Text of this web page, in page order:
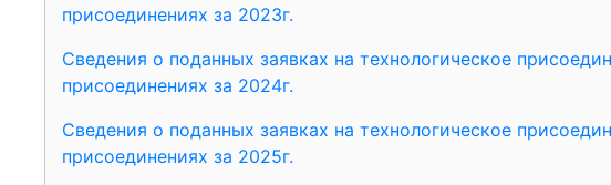
присоединениях за 2023г.
Сведения о поданных заявках на технологическое
присоединениях за 2024г.
Сведения о поданных заявках на технологическое
присоединениях за 2025г.